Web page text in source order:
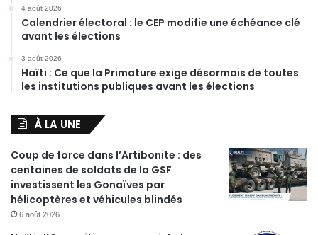
4 août 2026
Calendrier électoral : le CEP modifie une échéance clé
avant les élections
3 août 2026
Haïti : Ce que la Primature exige désormais de toutes
les institutions publiques avant les élections
À LA UNE
Coup de force dans l’Artibonite : des
centaines de soldats de la GSF
investissent les Gonaïves par
hélicoptères et véhicules blindés
6 août 2026